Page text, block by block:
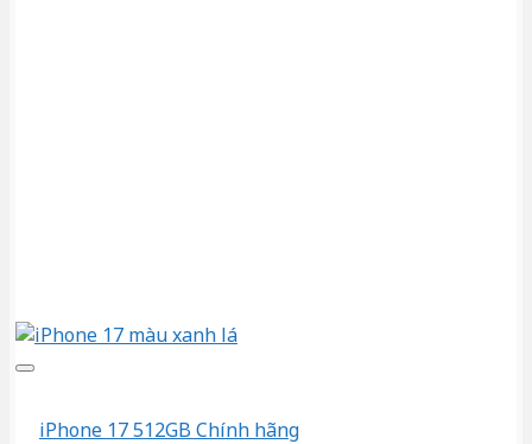
iPhone 17 512GB Chính hãng